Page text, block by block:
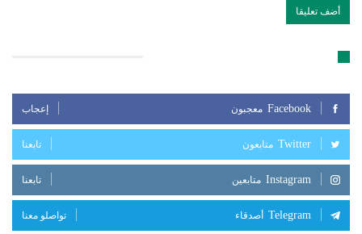
Facebook معجبون إعجاب
Twitter متابعون تابعنا
Instagram متابعين تابعنا
Telegram أصدقاء تواصلو معنا